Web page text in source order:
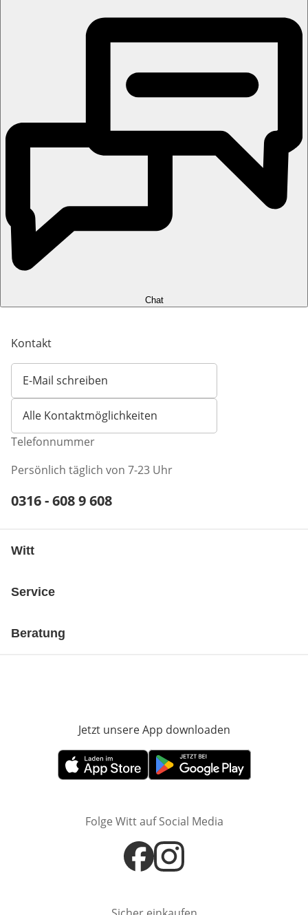
Chat
Kontakt
E-Mail schreiben
Öffnet E-Mail-Client
Alle Kontaktmöglichkeiten
Telefonnummer
Persönlich täglich von 7-23 Uhr
Telefonnummer:
0316 - 608 9 608
Witt
Service
Beratung
Jetzt unsere App downloaden
Öffnet in neuem FensterÖffnet in neuem Fenster
Folge Witt auf Social Media
Öffnet in neuem Fenster
Öffnet in neuem Fenster